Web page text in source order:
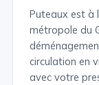
Puteaux est à
métropole du
circulation en
avec votre